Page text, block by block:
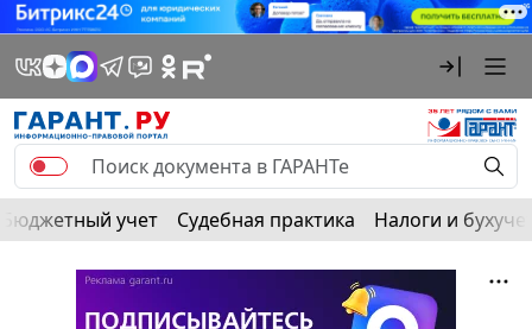
Бюджетный учет Судебная практика Налоги и